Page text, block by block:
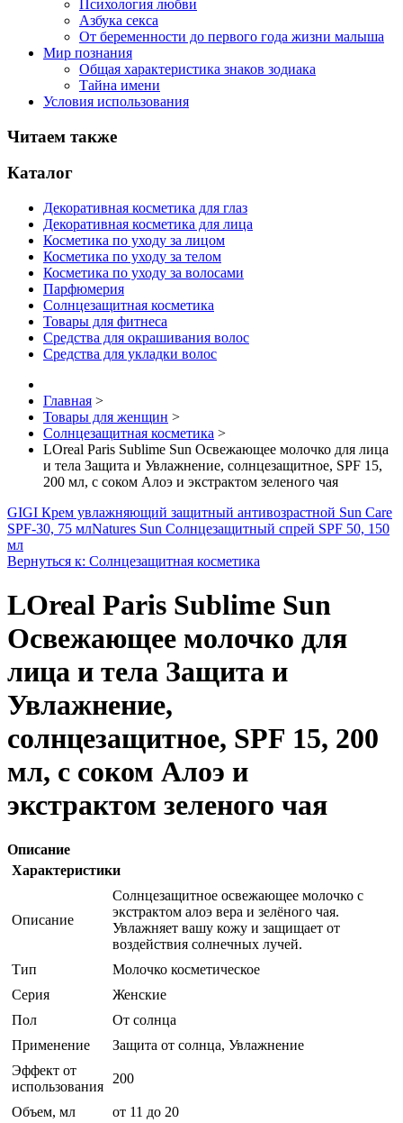
Психология любви
Азбука секса
От беременности до первого года жизни малыша
Мир познания
Общая характеристика знаков зодиака
Тайна имени
Условия использования
Читаем также
Каталог
Декоративная косметика для глаз
Декоративная косметика для лица
Косметика по уходу за лицом
Косметика по уходу за телом
Косметика по уходу за волосами
Парфюмерия
Солнцезащитная косметика
Товары для фитнеса
Средства для окрашивания волос
Средства для укладки волос
Главная >
Товары для женщин >
Солнцезащитная косметика >
LOreal Paris Sublime Sun Освежающее молочко для лица
и тела Защита и Увлажнение, солнцезащитное, SPF 15,
200 мл, с соком Алоэ и экстрактом зеленого чая
GIGI Крем увлажняющий защитный антивозрастной Sun Care
SPF-30, 75 млNatures Sun Солнцезащитный спрей SPF 50, 150
мл
Вернуться к: Солнцезащитная косметика
LOreal Paris Sublime Sun
Освежающее молочко для
лица и тела Защита и
Увлажнение,
солнцезащитное, SPF 15, 200
мл, с соком Алоэ и
экстрактом зеленого чая
Описание
Характеристики
Описание
Солнцезащитное освежающее молочко с
экстрактом алоэ вера и зелёного чая.
Увлажняет вашу кожу и защищает от
воздействия солнечных лучей.
Тип
Молочко косметическое
Серия
Женские
Пол
От солнца
Применение
Защита от солнца, Увлажнение
Эффект от
использования
200
Объем, мл
от 11 до 20